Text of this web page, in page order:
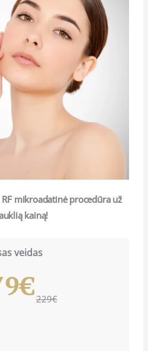
RF mikroadatinė procedūra už
kainą!
veidas
229€